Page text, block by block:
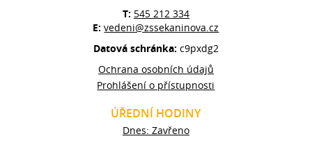
T: 545 212 334
E:vedeni@zssekaninova.cz
Datová schránka: c9pxdg2
Ochrana osobních údajů
Prohlášení o přístupnosti
ÚŘEDNÍ HODINY
Dnes: Zavřeno